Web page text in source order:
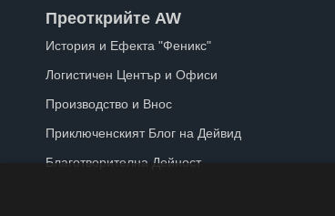
Преоткрийте AW
История и Ефекта "Феникс"
Логистичен Център и Офиси
Производство и Внос
Приключенският Блог на Дейвид
Благотворителна Дейност